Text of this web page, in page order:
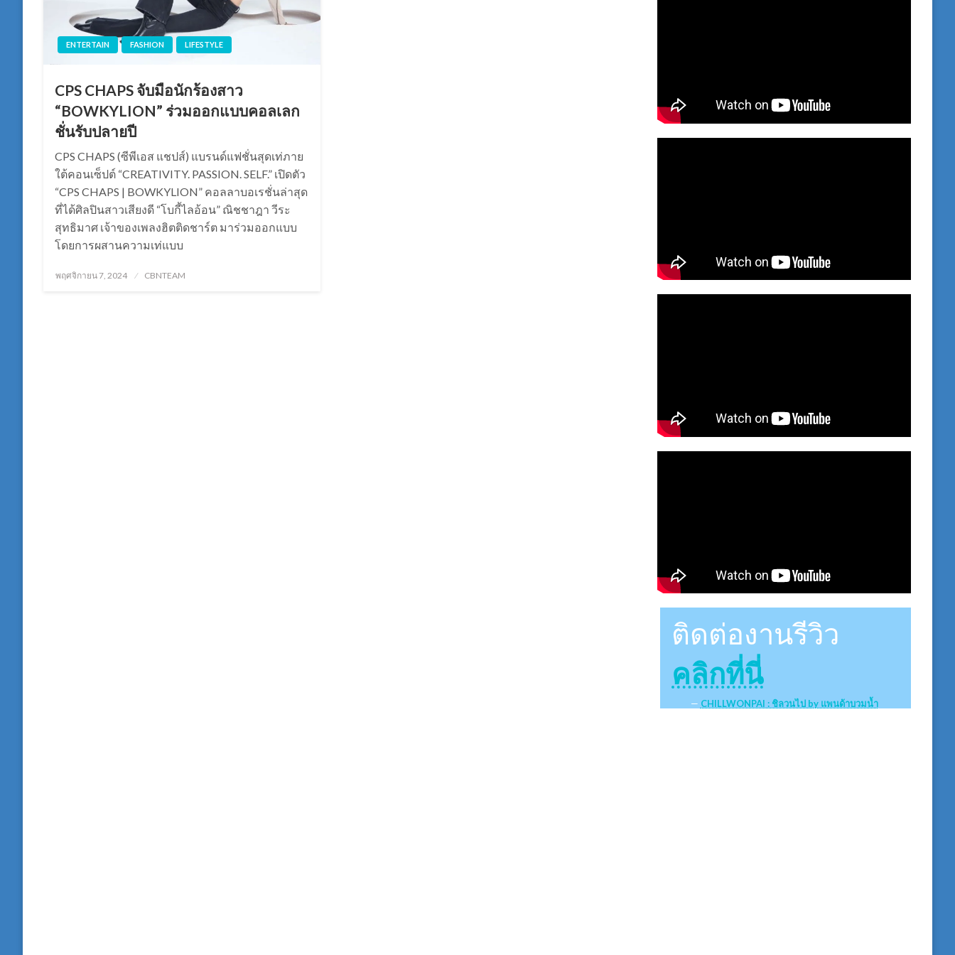
ENTERTAIN FASHION LIFESTYLE
CPS CHAPS จับมือนักร้องสาว
“BOWKYLION” ร่วมออกแบบคอลเลก
ชั่นรับปลายปี
CPS CHAPS (ซีพีเอส แชปส์) แบรนด์แฟชั่นสุดเท่ภาย
ใต้คอนเซ็ปต์ “CREATIVITY. PASSION. SELF.” เปิดตัว
“CPS CHAPS | BOWKYLION” คอลลาบอเรชั่นล่าสุด
ที่ได้ศิลปินสาวเสียงดี “โบกี้ไลอ้อน” ณิชชาฎา วีระ
สุทธิมาศ เจ้าของเพลงฮิตติดชาร์ต มาร่วมออกแบบ
โดยการผสานความเท่แบบ
Posted
พฤศจิกายน 7, 2024 CBNTEAM
ติดต่องานรีวิว
คลิกที่นี่
CHILLWONPAI : ชิลวนไป by แพนด้าบวมน้ำ